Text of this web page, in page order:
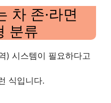
차 존·라면
분류
) 시스템이 필요하다고
식입니다.